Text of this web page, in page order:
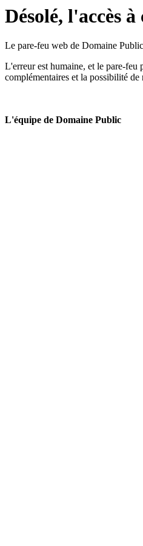
Désolé, l'accès
Le pare-feu web de Domaine
L'erreur est humaine, et le pare-feu
complémentaires et la possibilité
L'équipe de Domaine Public